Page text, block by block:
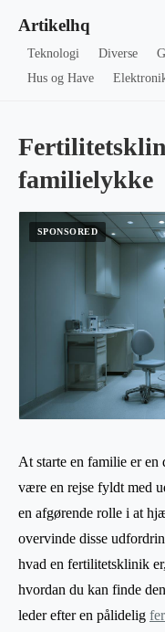
Artikelhq
Teknologi Diverse
Hus og Have
familielykke
At starte en familie er en
være en rejse fyldt med
en afgørende rolle i at
overvinde disse
hvad en fertilitetsklinik
hvordan du kan finde
leder efter en pålidelig